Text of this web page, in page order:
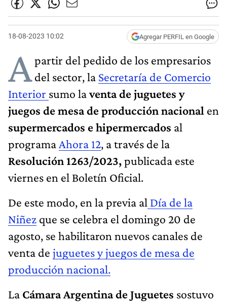
18-08-2023 10:02 Agregar PERFIL en Google
Apartir del pedido de los empresarios
del sector, la Secretaría de Comercio
Interior sumo laventa de juguetes y
juegos de mesa de producción nacional en
supermercados e hipermercados al
programa Ahora 12, a través de la
Resolución 1263/2023,publicada este
viernes en el Boletín Oficial.
De este modo, en la previa al Día de la
Niñez que se celebra el domingo 20 de
agosto, se habilitaron nuevos canales de
venta de juguetes y juegos de mesa de
producción nacional.
La Cámara Argentina de Juguetes sostuvo